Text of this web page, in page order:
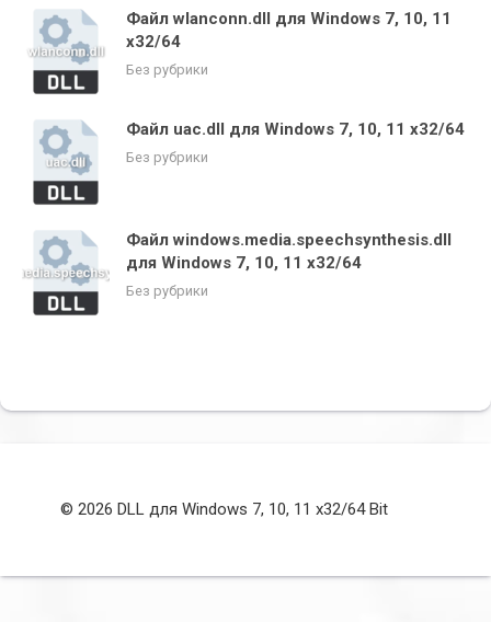
Файл wlanconn.dll для Windows 7, 10, 11
x32/64
Без рубрики
Файл uac.dll для Windows 7, 10, 11 x32/64
Без рубрики
Файл windows.media.speechsynthesis.dll
для Windows 7, 10, 11 x32/64
Без рубрики
© 2026 DLL для Windows 7, 10, 11 x32/64 Bit